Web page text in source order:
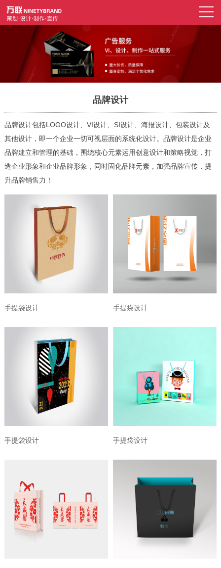
品牌设计
品牌设计包括LOGO设计、VI设计、SI设计、海报设计、包装设计及
其他设计，即一个企业一切可视层面的系统化设计。品牌设计是企业
品牌建立和管理的基础，围绕核心元素运用创意设计和策略视觉，打
造企业形象和企业品牌形象，同时固化品牌元素，加强品牌宣传，提
升品牌销售力！
手提袋设计 手提袋设计
手提袋设计 手提袋设计